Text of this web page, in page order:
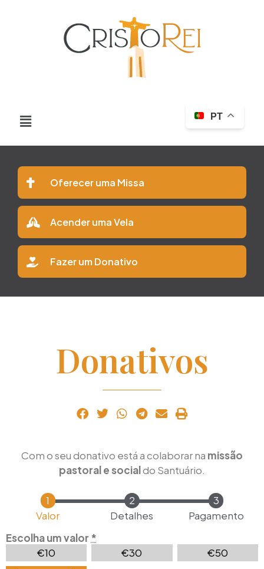
PT
Oferecer uma Missa
Acender uma Vela
Fazer um Donativo
Donativos
Com o seu donativo está a colaborar na missão
pastoral e socialdo Santuário.
Valor Detalhes
Pagamento
Escolha um valor *
€10 €30 €50